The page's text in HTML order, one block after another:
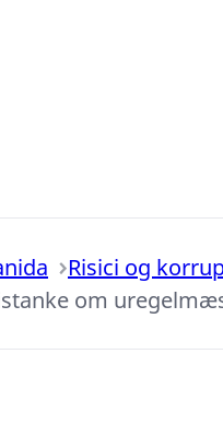
Risici og
om